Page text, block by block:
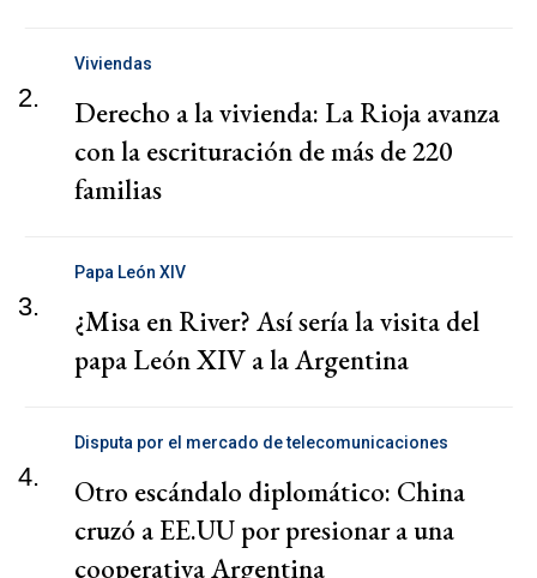
2.
Viviendas
Derecho a la vivienda: La Rioja avanza
con la escrituración de más de 220
familias
3.
Papa León XIV
¿Misa en River? Así sería la visita del
papa León XIV a la Argentina
4.
Disputa por el mercado de telecomunicaciones
Otro escándalo diplomático: China
cruzó a EE.UU por presionar a una
cooperativa Argentina